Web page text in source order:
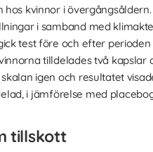
kvinnor i
i samband med
test före och efter
tilldelades två
igen och resultatet
i jämförelse med
tillskott